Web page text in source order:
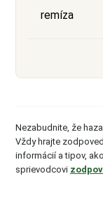
remíza
Nezabudnite, že
Vždy hrajte
informácií a tipov,
sprievodcovi